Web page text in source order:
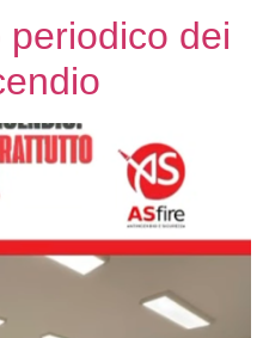
dei